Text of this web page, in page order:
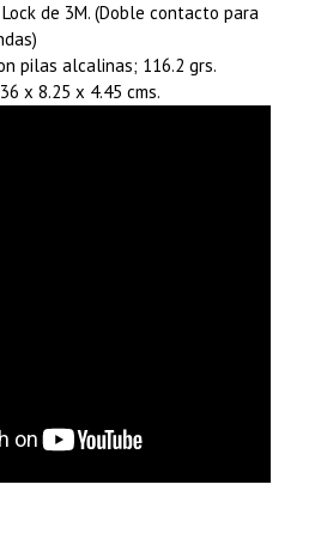
de 3M. (Doble contacto para
pilas alcalinas; 116.2 grs.
x 8.25 x 4.45 cms.